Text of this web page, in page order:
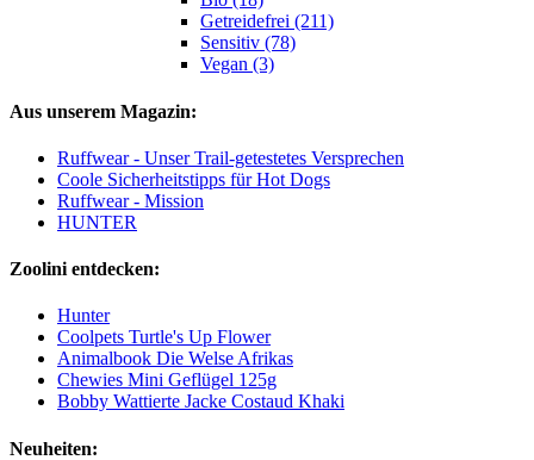
Getreidefrei (211)
Sensitiv (78)
Vegan (3)
Aus unserem Magazin:
Ruffwear - Unser Trail-getestetes Versprechen
Coole Sicherheitstipps für Hot Dogs
Ruffwear - Mission
HUNTER
Zoolini entdecken:
Hunter
Coolpets Turtle's Up Flower
Animalbook Die Welse Afrikas
Chewies Mini Geflügel 125g
Bobby Wattierte Jacke Costaud Khaki
Neuheiten: